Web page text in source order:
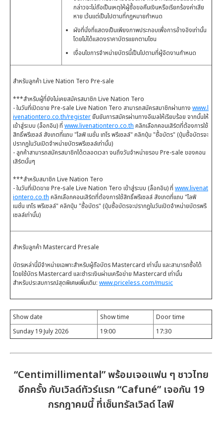
กล่าวจะไม่ถือเป็นเหตุให้ผู้ซื้อขอคืนเงินหรือเรียกร้องค่าเสีย
หาย เว้นแต่เป็นไปตามที่กฎหมายกำหนด
ผังที่นั่งที่แสดงเป็นเพียงภาพประกอบเพื่อการอ้างอิงเท่านั้น
โดยไม่ได้แสดงราคาบัตรแยกตามโซน
เงื่อนไขการจำหน่ายบัตรนี้เป็นไปตามที่ผู้จัดงานกำหนด
สำหรับลูกค้า Live Nation Tero Pre-sale
***สำหรับผู้ที่ยังไม่เคยสมัครสมาชิก Live Nation Tero
- ในวันที่เปิดขาย Pre-sale Live Nation Tero สามารถสมัครสมาชิกผ่านทาง www.l
ivenationtero.co.th/register ยืนยันการสมัครผ่านทางอีเมลให้เรียบร้อย จากนั้นให้
เข้าสู่ระบบ (ล็อกอิน) ที่ www.livenationtero.co.th คลิกเลือกคอนเสิร์ตที่ต้องการใช้
สิทธิ์พรีเซลล์ สังเกตที่แถบ "ไลฟ์ เนชั่น เทโร พรีเซลล์" คลิกปุ่ม "ซื้อบัตร" (ปุ่มซื้อบัตรจะ
ปรากฏในวันเปิดจำหน่ายบัตรพรีเซลล์เท่านั้น)
- ลูกค้าสามารถสมัครสมาชิกได้ตลอดเวลา จนถึงวันจำหน่ายรอบ Pre-sale ของคอน
เสิร์ตนั้นๆ
***สำหรับสมาชิก Live Nation Tero
- ในวันที่เปิดขาย Pre-sale Live Nation Tero เข้าสู่ระบบ (ล็อกอิน) ที่ www.livenat
iontero.co.th คลิกเลือกคอนเสิร์ตที่ต้องการใช้สิทธิ์พรีเซลล์ สังเกตที่แถบ "ไลฟ์
เนชั่น เทโร พรีเซลล์" คลิกปุ่ม "ซื้อบัตร" (ปุ่มซื้อบัตรจะปรากฏในวันเปิดจำหน่ายบัตรพรี
เซลล์เท่านั้น)
สำหรับลูกค้า Mastercard Presale
บัตรเหล่านี้มีจำหน่ายเฉพาะสำหรับผู้ถือบัตร Mastercard เท่านั้น และสามารถซื้อได้
โดยใช้บัตร Mastercard และชำระเงินผ่านเครือข่าย Mastercard เท่านั้น
สำหรับประสบการณ์สุดพิเศษเพิ่มเติม: www.priceless.com/music
Show date Show time
Door time
Sunday 19 July 2026
19:00 17:30
“Centimillimental” พร้อมเจอแฟน ๆ ชาวไทย
อีกครั้ง กับเวิลด์ทัวร์แรก “Cafuné” เจอกัน 19
กรกฎาคมนี้ ที่เซ็นทรัลเวิลด์ ไลฟ์